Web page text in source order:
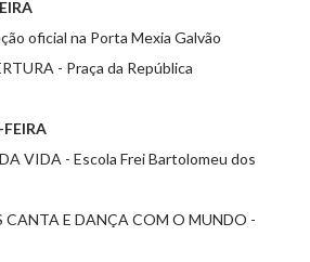
oficial na Porta Mexia Galvão
- Praça da República
VIDA - Escola Frei Bartolomeu dos
CANTA E DANÇA COM O MUNDO -